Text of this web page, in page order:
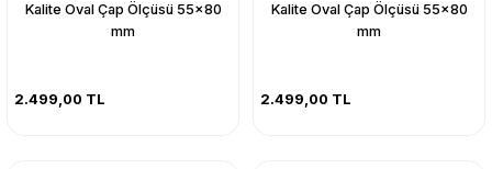
Kalite Oval Çap Ölçüsü 55x80
mm
2.499,00 TL
Kalite Oval Çap Ölçüsü 55x80
mm
2.499,00 TL